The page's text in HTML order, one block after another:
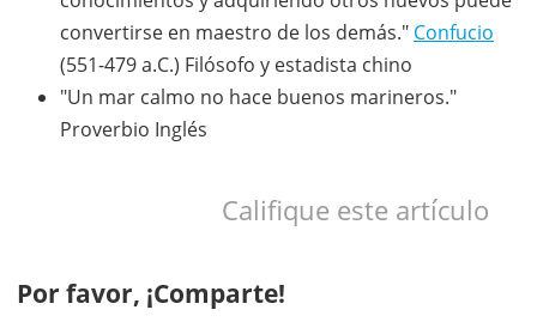
convertirse en maestro de los demás." Confucio
(551-479 a.C.) Filósofo y estadista chino
"Un mar calmo no hace buenos marineros."
Proverbio Inglés
Califique este artículo
Por favor, ¡Comparte!